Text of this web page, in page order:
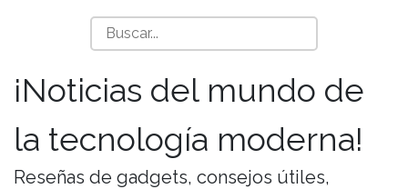
¡Noticias del mundo de
la tecnología moderna!
Reseñas de gadgets, consejos útiles,